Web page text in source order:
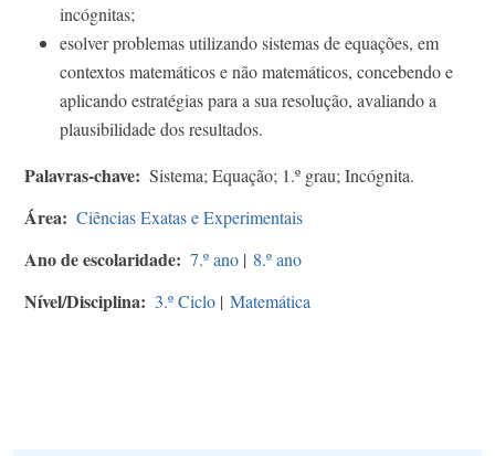
incógnitas;
esolver problemas utilizando sistemas de equações, em
contextos matemáticos e não matemáticos, concebendo e
aplicando estratégias para a sua resolução, avaliando a
plausibilidade dos resultados.
Palavras-chave Sistema; Equação; 1.º grau; Incógnita.
Área Ciências Exatas e Experimentais
Ano de escolaridade 7.º ano | 8.º ano
Nível/Disciplina 3.º Ciclo | Matemática